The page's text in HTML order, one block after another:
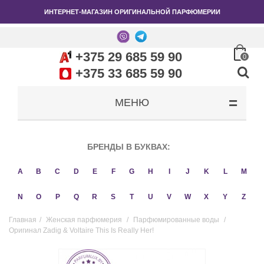
ИНТЕРНЕТ-МАГАЗИН ОРИГИНАЛЬНОЙ ПАРФЮМЕРИИ
+375 29 685 59 90
+375 33 685 59 90
0
МЕНЮ
БРЕНДЫ В БУКВАХ:
A B C D E F G H J K L M
N O P Q R S T U V W X Y Z
Главная / Женская парфюмерия / Парфюмированные воды
/
Оригинал Zadig & Voltaire This Is Really Her!